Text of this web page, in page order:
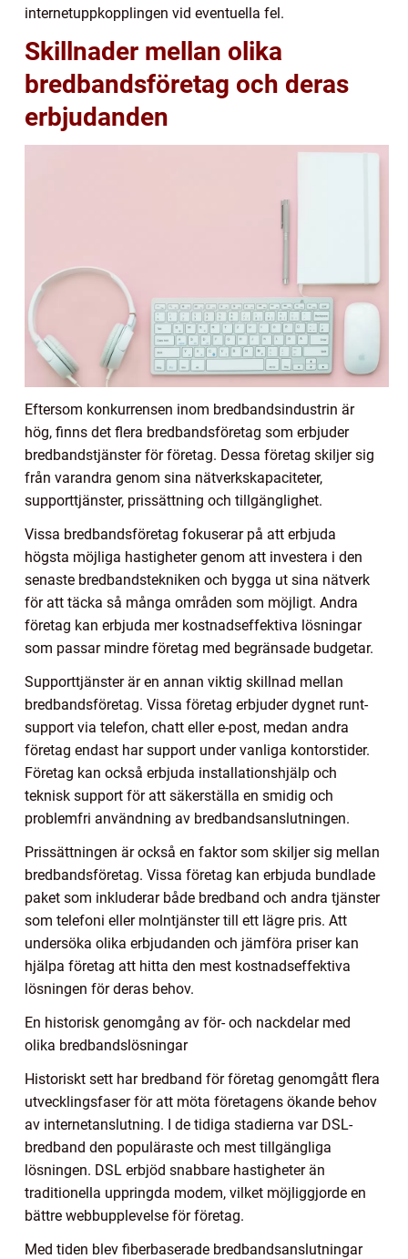
internetuppkopplingen vid eventuella fel.
Skillnader mellan olika
bredbandsföretag och deras
erbjudanden
Eftersom konkurrensen inom bredbandsindustrin är
hög, finns det flera bredbandsföretag som erbjuder
bredbandstjänster för företag. Dessa företag skiljer sig
från varandra genom sina nätverkskapaciteter,
supporttjänster, prissättning och tillgänglighet.
Vissa bredbandsföretag fokuserar på att erbjuda
högsta möjliga hastigheter genom att investera i den
senaste bredbandstekniken och bygga ut sina nätverk
för att täcka så många områden som möjligt. Andra
företag kan erbjuda mer kostnadseffektiva lösningar
som passar mindre företag med begränsade budgetar.
Supporttjänster är en annan viktig skillnad mellan
bredbandsföretag. Vissa företag erbjuder dygnet runt-
support via telefon, chatt eller e-post, medan andra
företag endast har support under vanliga kontorstider.
Företag kan också erbjuda installationshjälp och
teknisk support för att säkerställa en smidig och
problemfri användning av bredbandsanslutningen.
Prissättningen är också en faktor som skiljer sig mellan
bredbandsföretag. Vissa företag kan erbjuda bundlade
paket som inkluderar både bredband och andra tjänster
som telefoni eller molntjänster till ett lägre pris. Att
undersöka olika erbjudanden och jämföra priser kan
hjälpa företag att hitta den mest kostnadseffektiva
lösningen för deras behov.
En historisk genomgång av för- och nackdelar med
olika bredbandslösningar
Historiskt sett har bredband för företag genomgått flera
utvecklingsfaser för att möta företagens ökande behov
av internetanslutning. I de tidiga stadierna var DSL-
bredband den populäraste och mest tillgängliga
lösningen. DSL erbjöd snabbare hastigheter än
traditionella uppringda modem, vilket möjliggjorde en
bättre webbupplevelse för företag.
Med tiden blev fiberbaserade bredbandsanslutningar